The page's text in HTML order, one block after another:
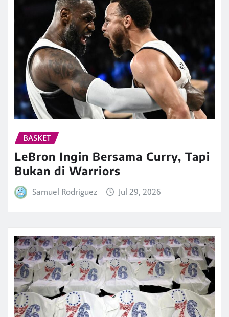
BASKET
LeBron Ingin Bersama Curry, Tapi
Bukan di Warriors
Samuel Rodriguez Jul 29, 2026